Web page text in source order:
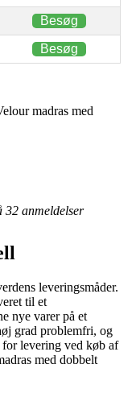
Besøg
Besøg
madras med
32 anmeldelser
leveringsmåder.
til et
nye varer på et
grad problemfri, og
for levering ved køb af
med dobbelt